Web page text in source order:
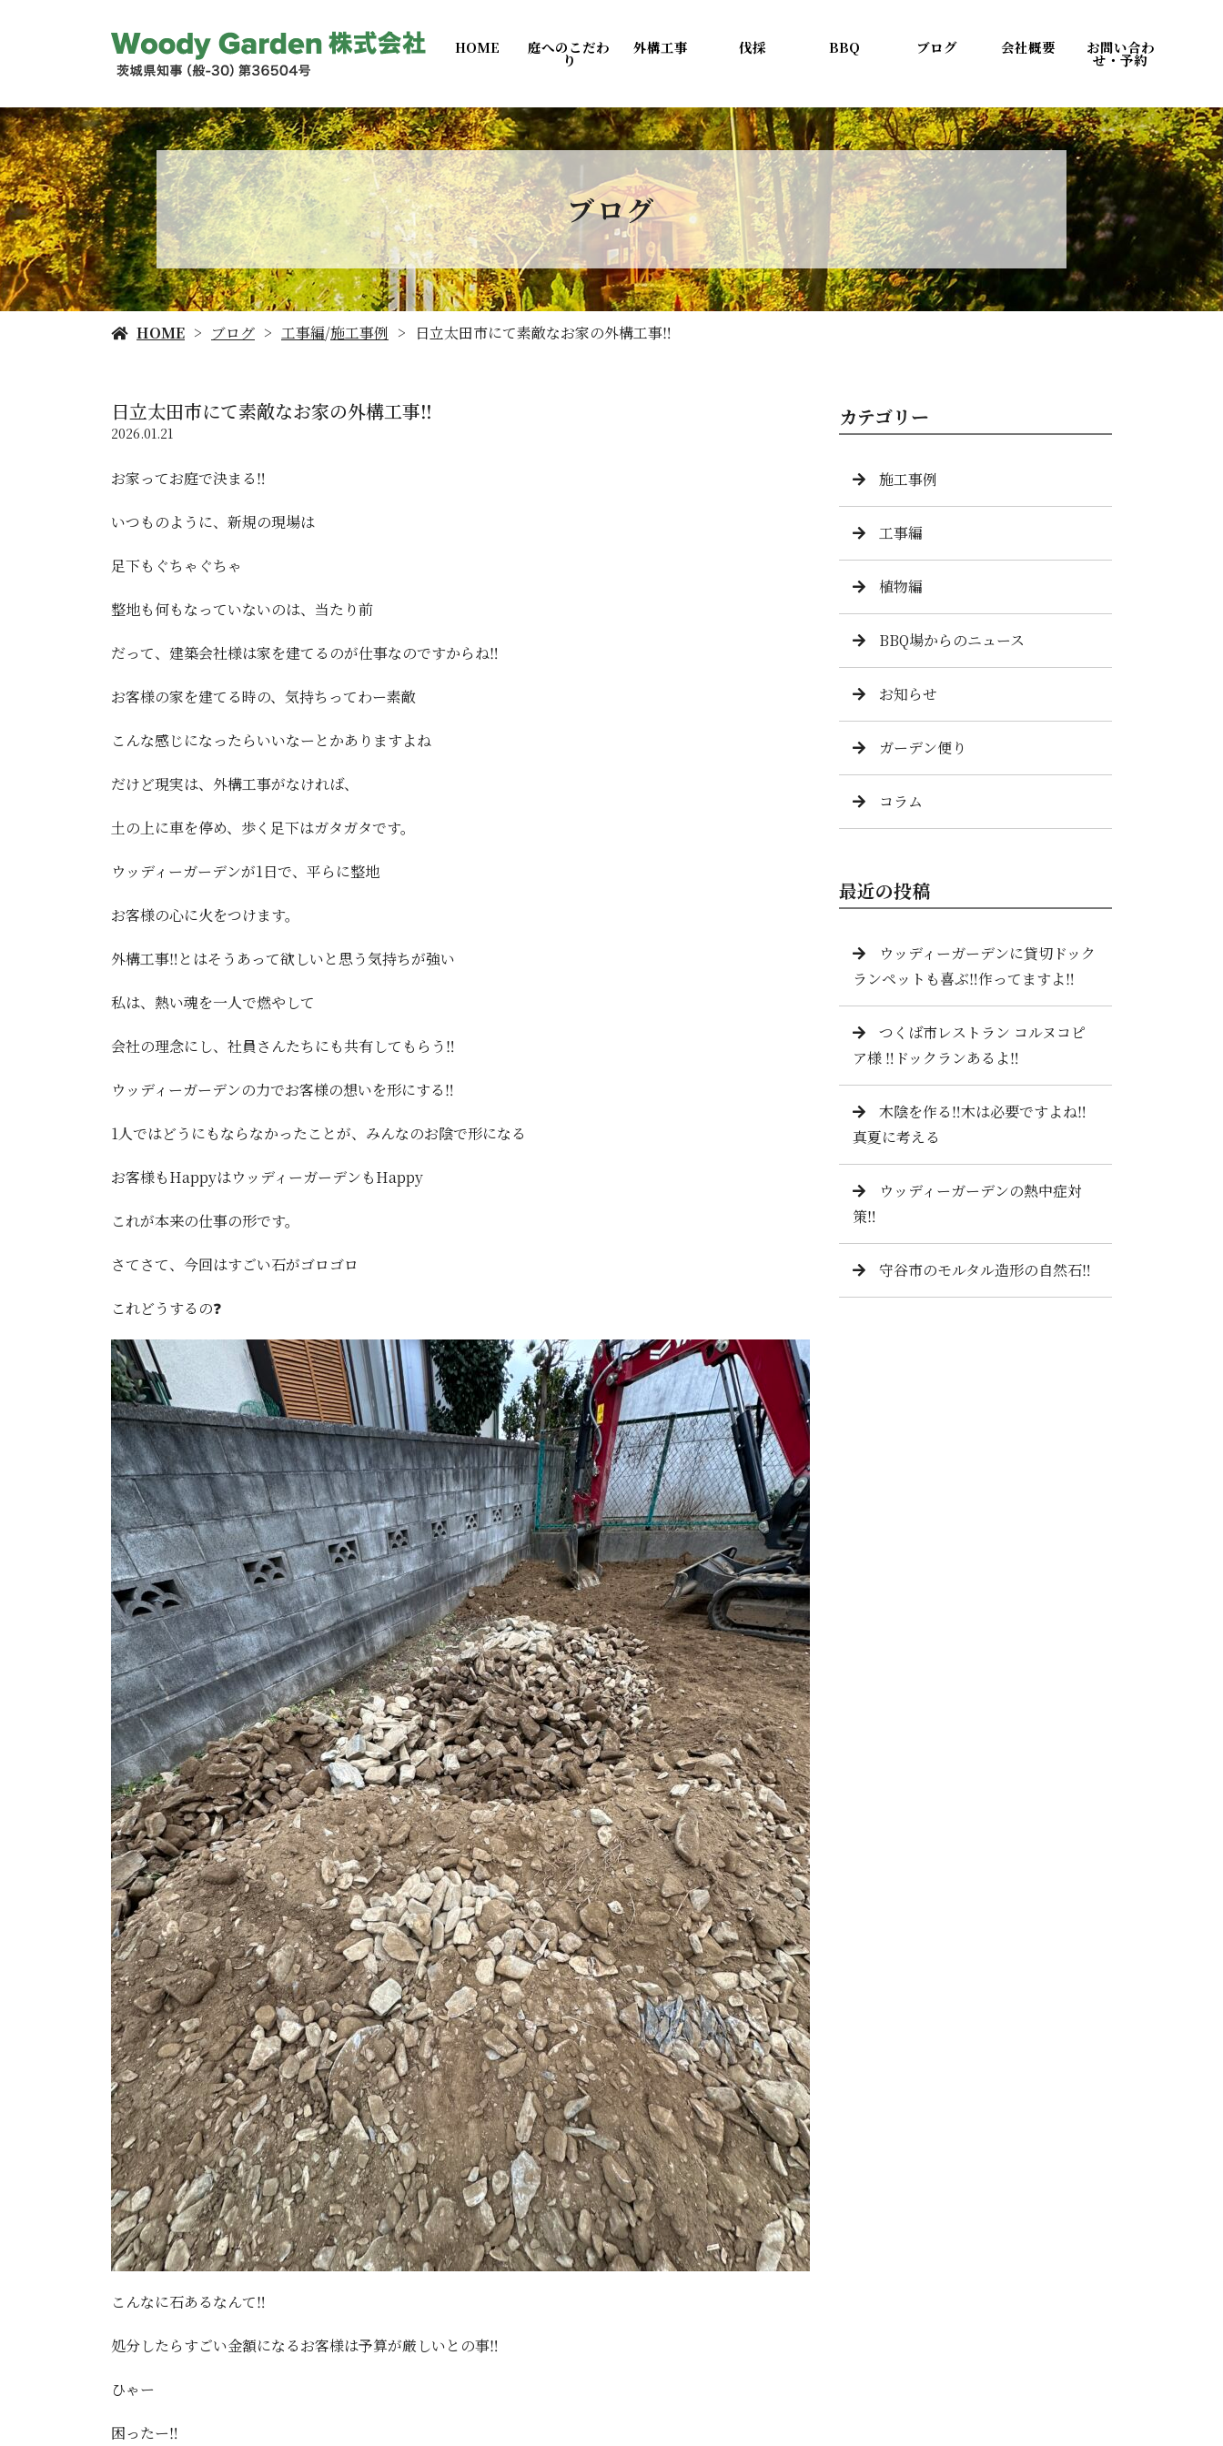
HOME 庭へのこだわ
り
外構工事 伐採 BBQ ブログ 会社概要 お問い合わ
せ・予約
ブログ
HOME ブログ 工事編/施工事例 日立太田市にて素敵なお家の外構工事‼️
日立太田市にて素敵なお家の外構工事‼️
2026.01.21
お家ってお庭で決まる‼️
いつものように、新規の現場は
足下もぐちゃぐちゃ
整地も何もなっていないのは、当たり前
だって、建築会社様は家を建てるのが仕事なのですからね‼️
お客様の家を建てる時の、気持ちってわー素敵
こんな感じになったらいいなーとかありますよね
だけど現実は、外構工事がなければ、
土の上に車を停め、歩く足下はガタガタです。
ウッディーガーデンが1日で、平らに整地
お客様の心に火をつけます。
外構工事‼️とはそうあって欲しいと思う気持ちが強い
私は、熱い魂を一人で燃やして
会社の理念にし、社員さんたちにも共有してもらう‼️
ウッディーガーデンの力でお客様の想いを形にする‼️
1人ではどうにもならなかったことが、みんなのお陰で形になる
お客様もHappyはウッディーガーデンもHappy
これが本来の仕事の形です。
さてさて、今回はすごい石がゴロゴロ
これどうするの❓
こんなに石あるなんて‼️
処分したらすごい金額になるお客様は予算が厳しいとの事‼️
ひゃー
困ったー‼️
カテゴリー
施工事例
工事編
植物編
BBQ場からのニュース
お知らせ
ガーデン便り
コラム
最近の投稿
ウッディーガーデンに貸切ドック
ランペットも喜ぶ‼️作ってますよ‼️
つくば市レストラン コルヌコピ
ア様 ‼️ドックランあるよ‼️
木陰を作る‼️木は必要ですよね‼️
真夏に考える
ウッディーガーデンの熱中症対
策‼️
守谷市のモルタル造形の自然石‼️